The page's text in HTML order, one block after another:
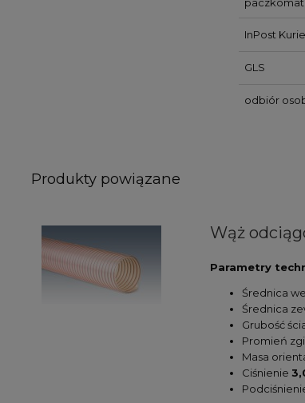
InPost
GLS
odbiór
Produkty powiązane
Wąż
Parametry
Średnica
Średnica
Grubość
Promień
Masa
Ciśnienie